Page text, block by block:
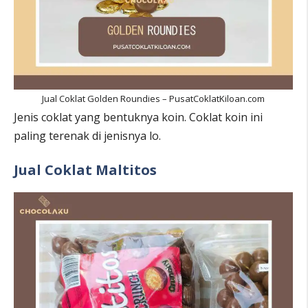
Jual Coklat Golden Roundies – PusatCoklatKiloan.com
Jenis coklat yang bentuknya koin. Coklat koin ini
paling terenak di jenisnya lo.
Jual Coklat Maltitos